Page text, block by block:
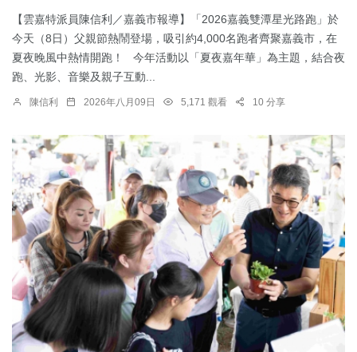
【雲嘉特派員陳信利／嘉義市報導】「2026嘉義雙潭星光路跑」於
今天（8日）父親節熱鬧登場，吸引約4,000名跑者齊聚嘉義市，在
夏夜晚風中熱情開跑！ 今年活動以「夏夜嘉年華」為主題，結合夜
跑、光影、音樂及親子互動...
陳信利 2026年八月09日 5,171 觀看 10 分享